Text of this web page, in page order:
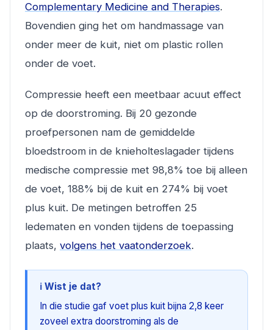
Complementary Medicine and Therapies.
Bovendien ging het om handmassage van
onder meer de kuit, niet om plastic rollen
onder de voet.
Compressie heeft een meetbaar acuut effect
op de doorstroming. Bij 20 gezonde
proefpersonen nam de gemiddelde
bloedstroom in de knieholteslagader tijdens
medische compressie met 98,8% toe bij alleen
de voet, 188% bij de kuit en 274% bij voet
plus kuit. De metingen betroffen 25
ledematen en vonden tijdens de toepassing
plaats, volgens het vaatonderzoek.
ℹ️ Wist je dat?
In die studie gaf voet plus kuit bijna 2,8 keer
zoveel extra doorstroming als de